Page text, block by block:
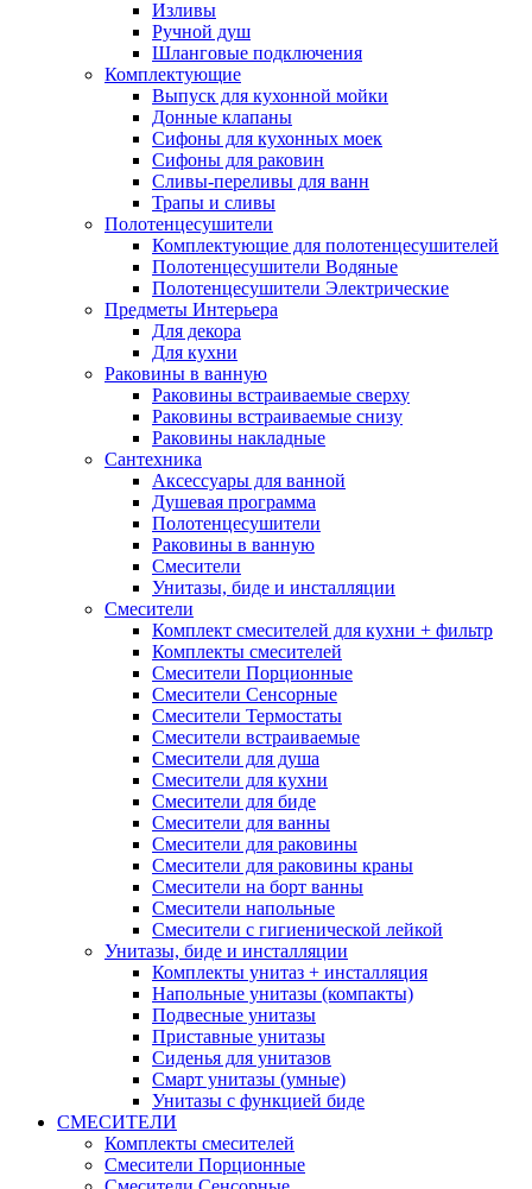
Изливы
Ручной душ
Шланговые подключения
Комплектующие
Выпуск для кухонной мойки
Донные клапаны
Сифоны для кухонных моек
Сифоны для раковин
Сливы-переливы для ванн
Трапы и сливы
Полотенцесушители
Комплектующие для полотенцесушителей
Полотенцесушители Водяные
Полотенцесушители Электрические
Предметы Интерьера
Для декора
Для кухни
Раковины в ванную
Раковины встраиваемые сверху
Раковины встраиваемые снизу
Раковины накладные
Сантехника
Аксессуары для ванной
Душевая программа
Полотенцесушители
Раковины в ванную
Смесители
Унитазы, биде и инсталляции
Смесители
Комплект смесителей для кухни + фильтр
Комплекты смесителей
Смесители Порционные
Смесители Сенсорные
Смесители Термостаты
Смесители встраиваемые
Смесители для душа
Смесители для кухни
Смесители для биде
Смесители для ванны
Смесители для раковины
Смесители для раковины краны
Смесители на борт ванны
Смесители напольные
Смесители с гигиенической лейкой
Унитазы, биде и инсталляции
Комплекты унитаз + инсталляция
Напольные унитазы (компакты)
Подвесные унитазы
Приставные унитазы
Сиденья для унитазов
Смарт унитазы (умные)
Унитазы с функцией биде
СМЕСИТЕЛИ
Комплекты смесителей
Смесители Порционные